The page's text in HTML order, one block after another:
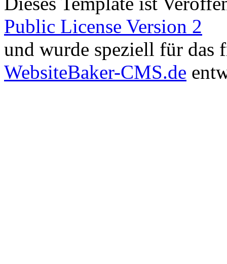
Public License Version 2
und wurde speziell für das
WebsiteBaker-CMS.de